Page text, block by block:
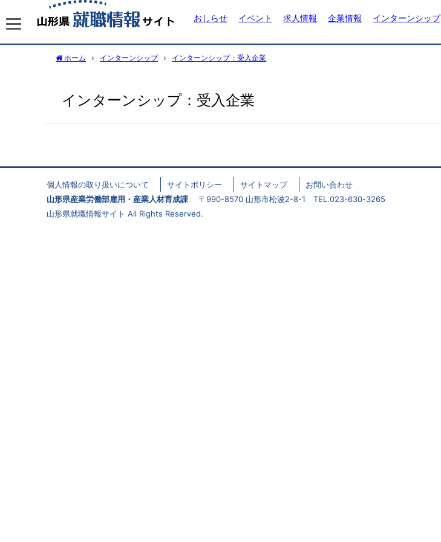
おしらせ イベント 求人情報 企業情報 インターンシップ
ホーム インターンシップ インターンシップ：受入企業
インターンシップ：受入企業
個人情報の取り扱いについて サイトポリシー サイトマップ
お問い合わせ
山形県産業労働部雇用・産業人材育成課 〒990-8570 山形市松波2-8-1 TEL.023-630-3265
山形県就職情報サイト All Rights Reserved.